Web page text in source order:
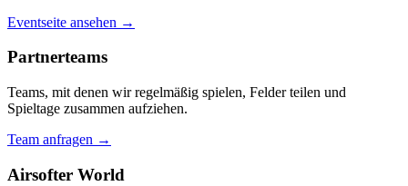
Eventseite ansehen →
Partnerteams
Teams, mit denen wir regelmäßig spielen, Felder teilen und
Spieltage zusammen aufziehen.
Team anfragen →
Airsofter World